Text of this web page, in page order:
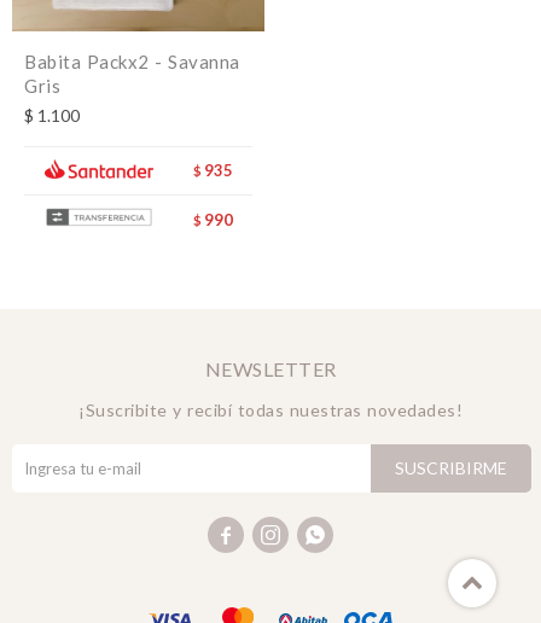
Babita Packx2 - Savanna
Gris
$ 1.100
$ 935
$ 990
NEWSLETTER
¡Suscribite y recibí todas nuestras novedades!
SUSCRIBIRME
  